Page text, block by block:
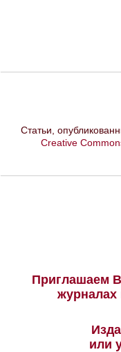
Статьи,
Creative
Приглашаем
журналах
или